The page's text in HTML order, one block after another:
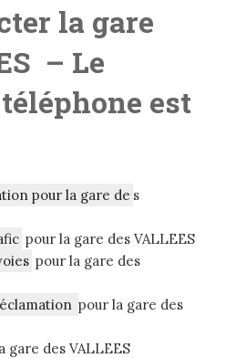
la gare
– Le
est
pour la gare de s
pour la gare des VALLEES
pour la gare des
pour la gare des
gare des VALLEES